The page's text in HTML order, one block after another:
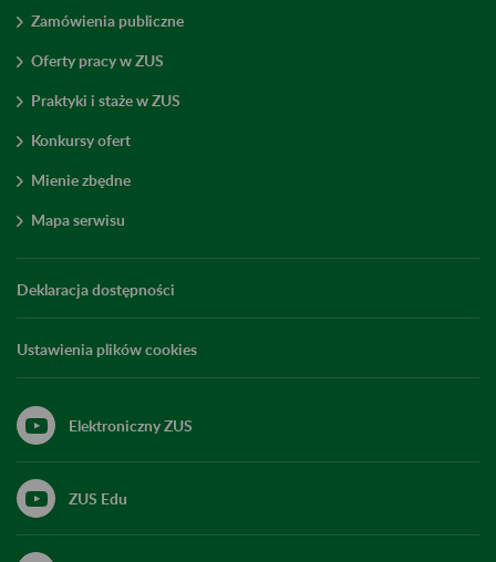
Zamówienia publiczne
Oferty pracy w ZUS
Praktyki i staże w ZUS
Konkursy ofert
Mienie zbędne
Mapa serwisu
Deklaracja dostępności
Ustawienia plików cookies
Elektroniczny ZUS
ZUS Edu